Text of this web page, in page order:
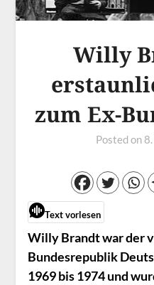
Willy
zum Ex-
Posted on
Text vorlesen
Willy Brandt war der
Bundesrepublik
1969 bis 1974 und